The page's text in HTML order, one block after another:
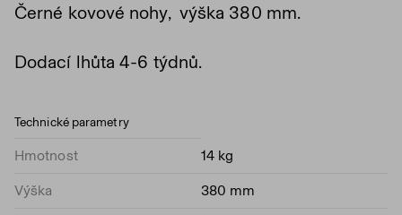
Černé kovové nohy, výška 380 mm.
Dodací lhůta 4-6 týdnů.
Technické parametry
Hmotnost 14 kg
Výška 380 mm